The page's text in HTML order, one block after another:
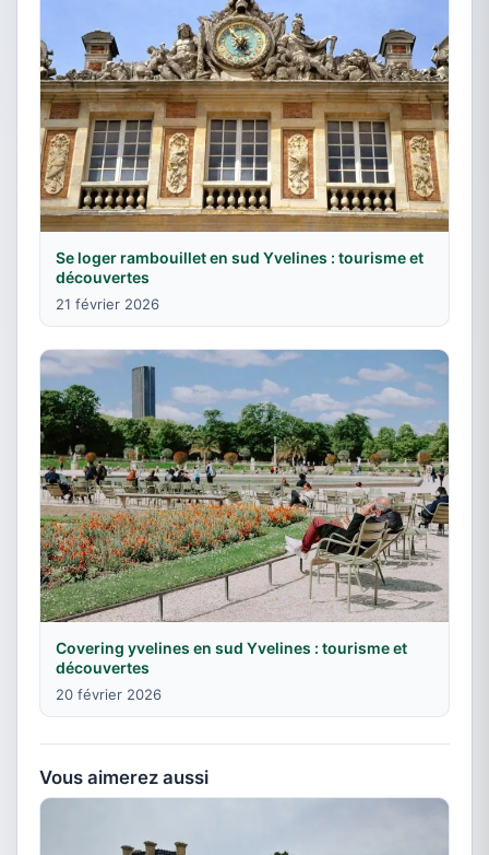
Se loger rambouillet en sud Yvelines : tourisme et
découvertes
21 février 2026
Covering yvelines en sud Yvelines : tourisme et
découvertes
20 février 2026
Vous aimerez aussi